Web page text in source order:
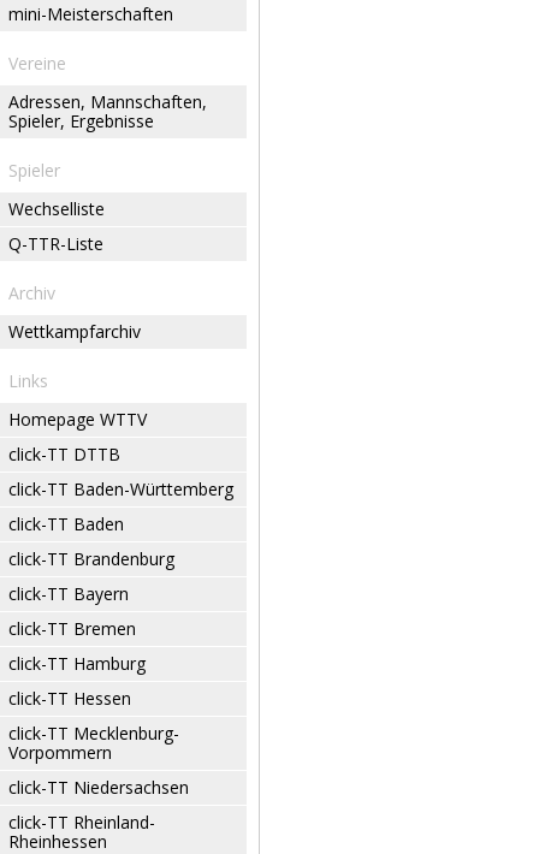
mini-Meisterschaften
Vereine
Adressen, Mannschaften,
Spieler, Ergebnisse
Spieler
Wechselliste
Q-TTR-Liste
Archiv
Wettkampfarchiv
Links
Homepage WTTV
click-TT DTTB
click-TT Baden-Württemberg
click-TT Baden
click-TT Brandenburg
click-TT Bayern
click-TT Bremen
click-TT Hamburg
click-TT Hessen
click-TT Mecklenburg-
Vorpommern
click-TT Niedersachsen
click-TT Rheinland-
Rheinhessen